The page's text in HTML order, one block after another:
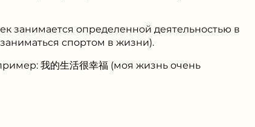
занимается определенной деятельностью в
спортом в жизни).
我的生活很幸福 (моя жизнь очень